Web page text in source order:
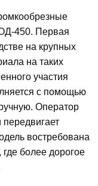
450. Первая
на крупных
на таких
участия
с помощью
Оператор
востребована
более дорогое